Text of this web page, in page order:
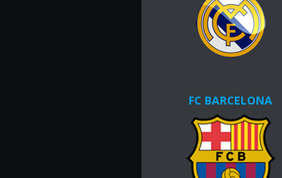
FC BARCELONA